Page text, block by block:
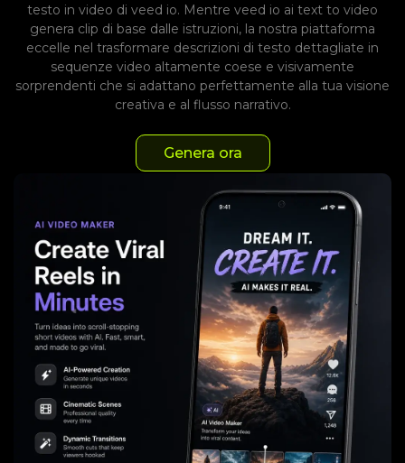
testo in video di veed io. Mentre veed io ai text to video
genera clip di base dalle istruzioni, la nostra piattaforma
eccelle nel trasformare descrizioni di testo dettagliate in
sequenze video altamente coese e visivamente
sorprendenti che si adattano perfettamente alla tua visione
creativa e al flusso narrativo.
Genera ora